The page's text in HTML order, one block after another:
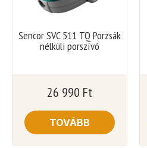
Sencor SVC 511 TQ Porzsák
nélküli porszívó
26 990 Ft
TOVÁBB